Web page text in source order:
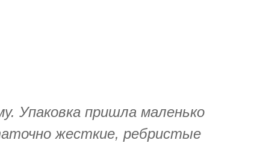
Упаковка пришла маленько
жесткие, ребристые